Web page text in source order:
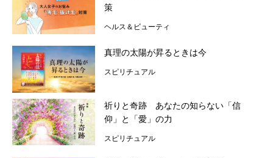
策
ヘルス＆ビューティ
真理の太陽が昇るときは今
スピリチュアル
祈りと奇跡 あなたの知らない「信
仰」と「愛」の力
スピリチュアル
編集部のオススメ